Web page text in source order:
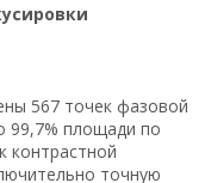
567 точек фазовой
99,7% площади по
контрастной
точную